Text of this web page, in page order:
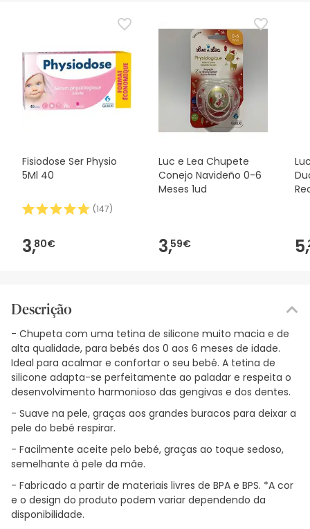
Fisiodose Ser Physio
5Ml 40
(147)
3,80€
Luc e Lea Chupete
Conejo Navideño 0-6
Meses 1ud
3,59€ 5,
Descrição
- Chupeta com uma tetina de silicone muito macia e de
alta qualidade, para bebés dos 0 aos 6 meses de idade.
Ideal para acalmar e confortar o seu bebé. A tetina de
silicone adapta-se perfeitamente ao paladar e respeita o
desenvolvimento harmonioso das gengivas e dos dentes.
- Suave na pele, graças aos grandes buracos para deixar a
pele do bebé respirar.
- Facilmente aceite pelo bebé, graças ao toque sedoso,
semelhante à pele da mãe.
- Fabricado a partir de materiais livres de BPA e BPS. *A cor
e o design do produto podem variar dependendo da
disponibilidade.